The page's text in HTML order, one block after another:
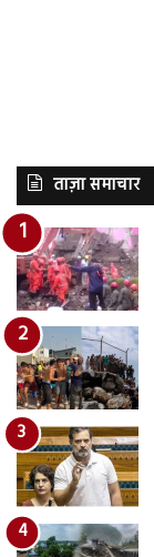
ताज़ा समाचार